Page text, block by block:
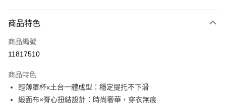
信用卡一次付款
信用卡分期付款
合作金庫商業銀行
華南商業銀行
彰化商業銀行
上海商業儲蓄銀行
台北富邦商業銀行
超商取貨付款
LINE Pay
商品特色
商品編號
11817510
商品特色
輕薄罩杯x土台一體成型：穩定提托不下滑
緞面布×脊心扭結設計：時尚奢華，穿衣無痕